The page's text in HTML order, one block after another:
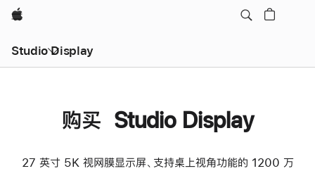
Apple
Studio Display
购买 Studio Display
27 英寸 5K 视网膜显示屏、支持桌上视角功能的 1200 万